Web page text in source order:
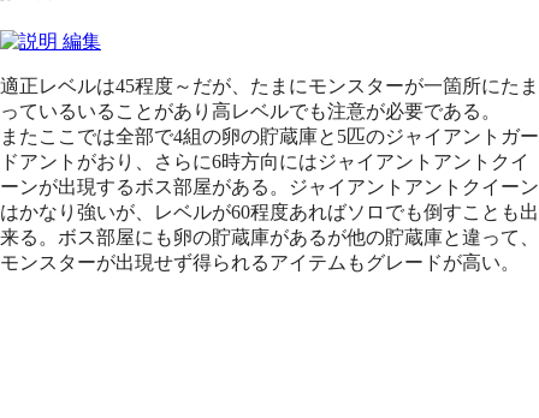
適正レベルは45程度～だが、たまにモンスターが一箇所にたま
っているいることがあり高レベルでも注意が必要である。
ま たここでは全部で4組の卵の貯蔵庫と5匹のジャイアントガー
ドアントがおり、さらに6時方向にはジャイアントアントクイ
ーンが出現するボス部屋がある。ジャイアントアントクイーン
はかなり強いが、レベルが60程度あればソロでも倒すことも出
来る。ボス部屋にも卵の貯蔵庫があるが他の貯蔵庫と違って、
モンスターが出現せず得られるアイテムもグレードが高い。